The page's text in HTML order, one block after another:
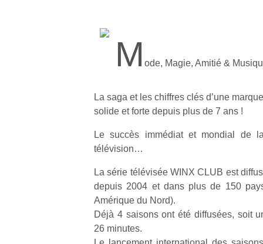
M ode, Magie, Amitié &
La saga et les chiffres clés d’une
solide et forte depuis plus de 7 ans !
Le succès immédiat et mondial de
télévision…
La série télévisée WINX CLUB est
depuis 2004 et dans plus de 150
Amérique du Nord).
Déjà 4 saisons ont été diffusées, soit
26 minutes.